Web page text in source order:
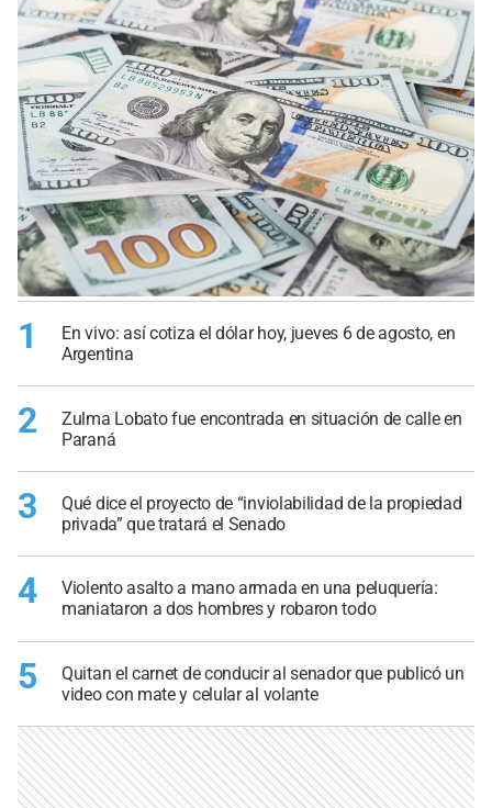
1
En vivo: así cotiza el dólar hoy, jueves 6 de agosto, en
Argentina
2
Zulma Lobato fue encontrada en situación de calle en
Paraná
3
Qué dice el proyecto de “inviolabilidad de la propiedad
privada” que tratará el Senado
4
Violento asalto a mano armada en una peluquería:
maniataron a dos hombres y robaron todo
5
Quitan el carnet de conducir al senador que publicó un
video con mate y celular al volante